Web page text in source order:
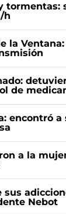
tormentas:
h
la
de
encontró
a la
Nebot